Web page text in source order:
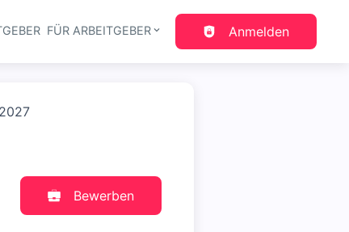
FÜR ARBEITGEBER Anmelden
Bewerben